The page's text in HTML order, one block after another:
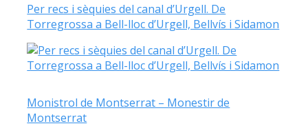
Per recs i sèquies del canal d’Urgell. De
Torregrossa a Bell-lloc d’Urgell, Bellvís i Sidamon
Monistrol de Montserrat – Monestir de
Montserrat